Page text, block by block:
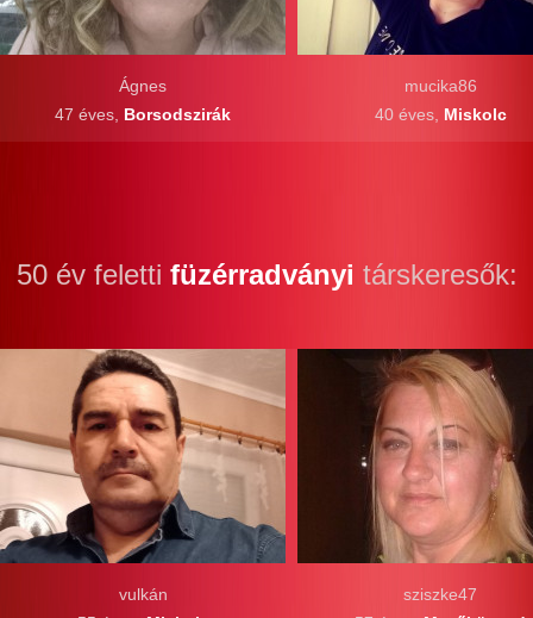
Ágnes
47 éves, Borsodszirák
mucika86
40 éves, Miskolc
50 év feletti füzérradványi társkeresők:
sziszke47
vulkán